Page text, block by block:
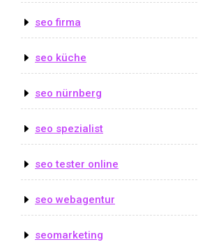
seo firma
seo küche
seo nürnberg
seo spezialist
seo tester online
seo webagentur
seomarketing